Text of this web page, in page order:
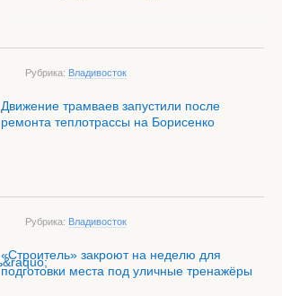
Рубрика: Владивосток
Движение трамваев запустили после
ремонта теплотрассы на Борисенко
Рубрика: Владивосток
«Строитель» закроют на неделю для
подготовки места под уличные тренажёры